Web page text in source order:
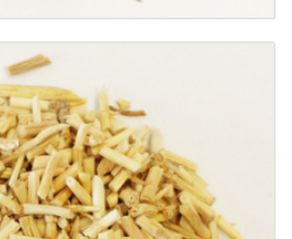
• Rhizoma Imperatae
€9.50